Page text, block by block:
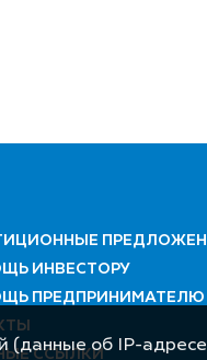
ИНВЕСТОРУ
ПРЕДПРИНИМАТЕЛЮ
ССЫЛКИ
(данные об IP-